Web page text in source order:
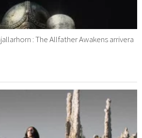
: The Allfather Awakens arrivera